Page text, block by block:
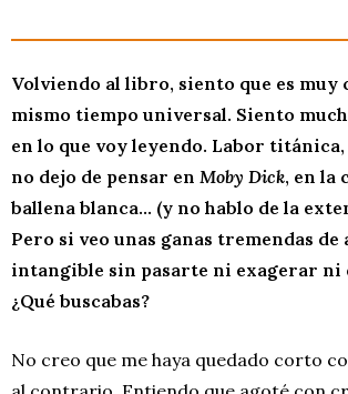
Volviendo al libro, siento que es muy
mismo tiempo universal. Siento
en lo que voy leyendo. Labor
no dejo de pensar en Moby Dick, en la
ballena blanca… (y no hablo de la
Pero si veo unas ganas tremendas
intangible sin pasarte ni exagerar ni
¿Qué buscabas?
No creo que me haya quedado corto